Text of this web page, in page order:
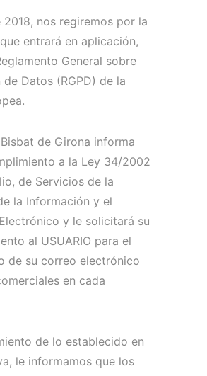
nos regiremos por la
entrará en aplicación,
General sobre
Datos (RGPD) de la
de Girona informa
a la Ley 34/2002
de Servicios de la
la Información y el
y le solicitará su
al USUARIO para el
de su correo electrónico
en cada
de lo establecido en
le informamos que los